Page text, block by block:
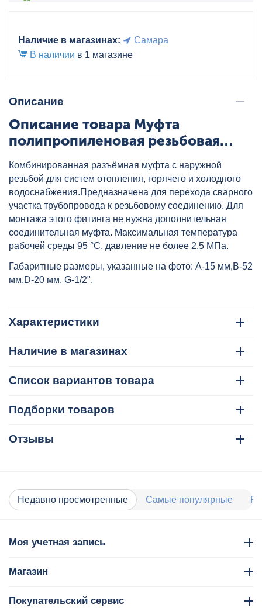
Наличие в магазинах:
Самара
В наличии в 1 магазине
Описание
Описание товара Муфта
полипропиленовая резьбовая
разъемная с металлической НР
20x1/2" (под трубу) сер.
HEISSKRAFT, артикул: 3222020
Комбинированная разъёмная муфта с наружной
резьбой для систем отопления, горячего и холодного
водоснабжения.Предназначена для перехода сварного
участка трубопровода к резьбовому соединению. Для
монтажа этого фитинга не нужна дополнительная
соединительная муфта. Максимальная температура
рабочей среды 95 °C, давление не более 2,5 МПа.
Габаритные размеры, указанные на фото: A-15 мм,B-52
мм,D-20 мм, G-1/2".
Характеристики
Наличие в магазинах
Список вариантов товара
Подборки товаров
Отзывы
Недавно просмотренные Самые популярные
Моя учетная запись
Магазин
Покупательский сервис